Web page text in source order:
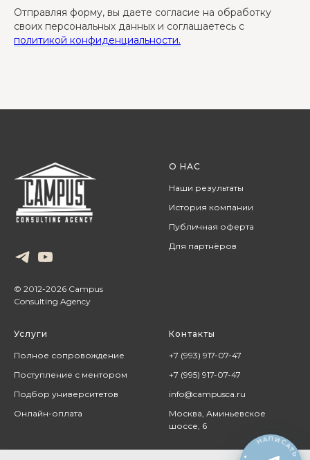
Отправляя форму, вы даете согласие на обработку
своих персональных данных и соглашаетесь с
политикой конфиденциальности.
© 2012-2026 Campus
Consulting Agency
О НАС
Наши результаты
История компании
Публичная оферта
Для партнёров
Услуги
Полное сопровождение
Поступление с ментором
Подбор университетов
Онлайн-оплата
Контакты
+7 (993) 917-07-47
+7 (995) 917-07-47
info@campusca.ru
Москва, Аминьевское
шоссе, 6
НАПИСАТЬ